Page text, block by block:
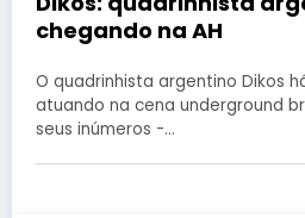
chegando na AH
O quadrinhista argentino Dikos
atuando na cena underground
seus inúmeros -…